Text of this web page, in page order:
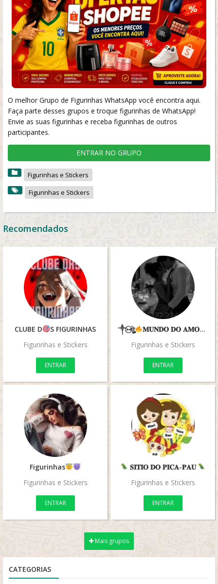
O melhor Grupo de Figurinhas WhatsApp você encontra aqui.
Faça parte desses grupos e troque figurinhas de WhatsApp!
Envie as suas figurinhas e receba figurinhas de outros
participantes.
ENTRAR NO GRUPO
Figurinhas e Stickers
Figurinhas e Stickers
Recomendados
CLUBE D
S FIGURINHAS
Figurinhas e Stickers
ENTRAR
༒⑅⃝ঔৣ
𝐌𝐔𝐍𝐃𝐎 𝐃𝐎 𝐀𝐌𝐎𝐑᭄༒⑅⃝ঔৣ
Figurinhas e Stickers
ENTRAR
Figurinhas
Figurinhas e Stickers
ENTRAR
𝐒𝐈𝐓𝐈𝐎 𝐃𝐎 𝐏𝐈𝐂𝐀-𝐏𝐀𝐔
Figurinhas e Stickers
ENTRAR
Mais grupos
CATEGORIAS